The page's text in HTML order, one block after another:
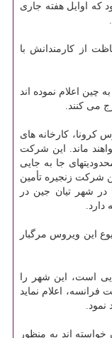
كه اوایل هفته جاری
از كارمندانش با
اعلام نموده اند
می كنند.
كرونا، كارخانه های
فوریه تعطیل خواهند ماند. این شركت
جا به جایی
شركت زنجیره تأمین
در شهر تیان جین در
دارد.
این ویروس مرگبار
است، این شهر را
فرانسه، اعلام نماید
نمود.
اند به منظور